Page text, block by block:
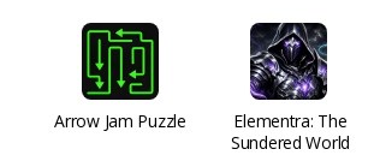
Arrow Jam Puzzle
Elementra: The
Sundered World